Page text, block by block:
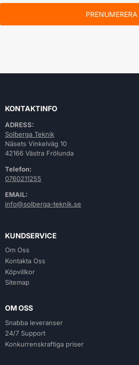
PRENUMERERA
KONTAKTINFO
ADRESS:
Solberga Teknik
Näsets Vinkelväg 10
42166 Västra Frölunda
Telefon:
0760211255
EMAIL:
info@solberga-teknik.se
KUNDSERVICE
Om Oss
Kontakta Oss
Köpvillkor
Sitemap
OM OSS
Snabba leveranser
24/7 Support
Konkurrenskraftiga priser